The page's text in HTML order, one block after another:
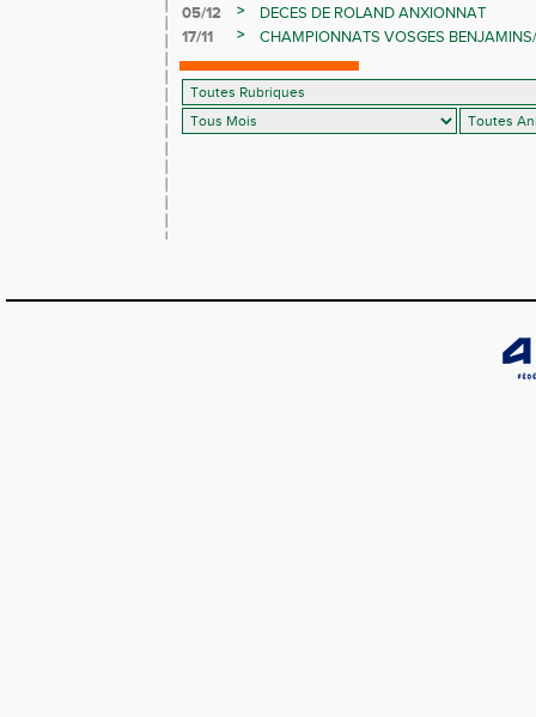
05/12
>
DECES DE ROLAND ANXIONNAT
17/11
> CHAMPIONNATS VOSGES